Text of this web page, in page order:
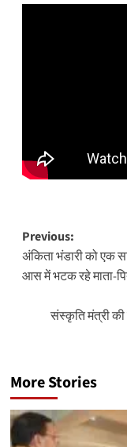
Post
Previous:
अंकिता भंडारी को एक
आस में भटक रहे माता-
संस्कृति मंत्री की
More Stories